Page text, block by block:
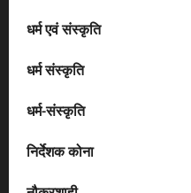
धर्म एवं संस्कृति
धर्म संस्कृति
धर्म-संस्कृति
निर्देशक कोना